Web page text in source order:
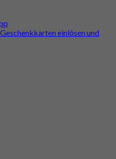
einlösen und